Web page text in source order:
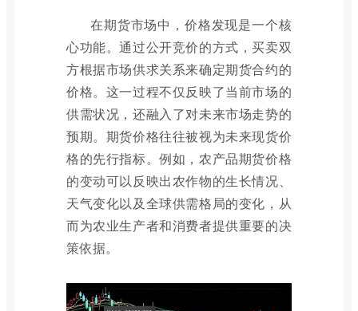
在期货市场中，价格发现是一个核
心功能。通过公开竞价的方式，买卖双
方根据市场供求关系来确定期货合约的
价格。这一过程不仅反映了当前市场的
供需状况，还融入了对未来市场走势的
预期。期货价格往往被视为未来现货价
格的先行指标。例如，农产品期货价格
的变动可以反映出农作物的生长情况、
天气变化以及全球供需格局的变化，从
而为农业生产者和消费者提供重要的决
策依据。